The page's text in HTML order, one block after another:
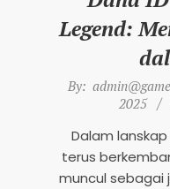
Legend:
2025-
By:
2025
Dalam
terus
muncul sebagai